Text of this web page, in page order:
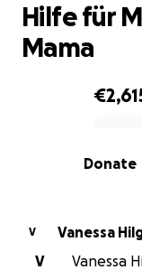
0% complete
Donate
Hilfe für
Mama
V
Vanessa
V
Vanessa